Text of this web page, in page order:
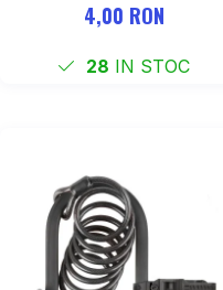
4,00 RON
28 IN STOC